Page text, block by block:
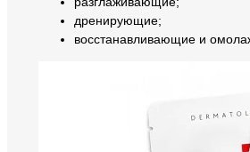
дренирующие;
восстанавливающие и